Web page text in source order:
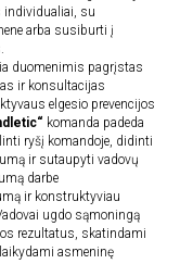
individualiai, su
arba susiburti į
duomenimis pagrįstas
ir konsultacijas
elgesio prevencijos
komanda padeda
ryšį komandoje, didinti
ir sutaupyti vadovų
darbe
ir konstruktyviau
ugdo sąmoningą
rezultatus, skatindami
asmeninę